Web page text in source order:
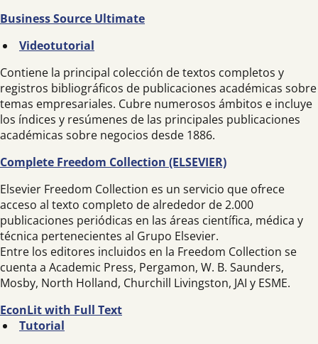
Business Source Ultimate
Videotutorial
Contiene la principal colección de textos completos y
registros bibliográficos de publicaciones académicas sobre
temas empresariales. Cubre numerosos ámbitos e incluye
los índices y resúmenes de las principales publicaciones
académicas sobre negocios desde 1886.
Complete Freedom Collection (ELSEVIER)
Elsevier Freedom Collection es un servicio que ofrece
acceso al texto completo de alrededor de 2.000
publicaciones periódicas en las áreas científica, médica y
técnica pertenecientes al Grupo Elsevier.
Entre los editores incluidos en la Freedom Collection se
cuenta a Academic Press, Pergamon, W. B. Saunders,
Mosby, North Holland, Churchill Livingston, JAI y ESME.
EconLit with Full Text
Tutorial